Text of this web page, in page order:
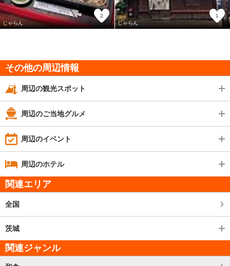
じゃらん
2
じゃらん
1
その他の周辺情報
周辺の観光スポット
周辺のご当地グルメ
周辺のイベント
周辺のホテル
関連エリア
全国
茨城
関連ジャンル